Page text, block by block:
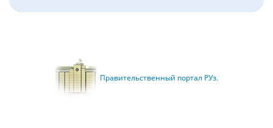
Правительственный портал РУз.